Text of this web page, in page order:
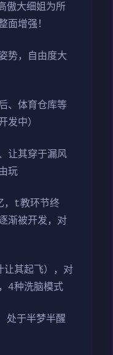
傲大细姐为所
面增强！
势，自由度大
、体育仓库等
发中）
让其穿于漏风
玩
，t教环节终
渐被开发，对
其起飞），对
4种洗脑模式
处于半梦半醒